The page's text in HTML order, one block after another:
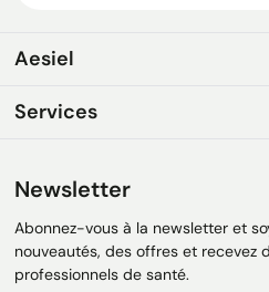
Aesiel
Services
Newsletter
Abonnez-vous à la newsletter et
nouveautés, des offres et recevez
professionnels de santé.